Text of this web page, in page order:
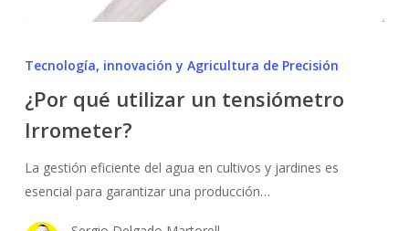
un
tensiómetro
Tecnología, innovación y Agricultura de Precisión
¿Por qué utilizar un tensiómetro
Irrometer?
La gestión eficiente del agua en cultivos y jardines es
esencial para garantizar una producción…